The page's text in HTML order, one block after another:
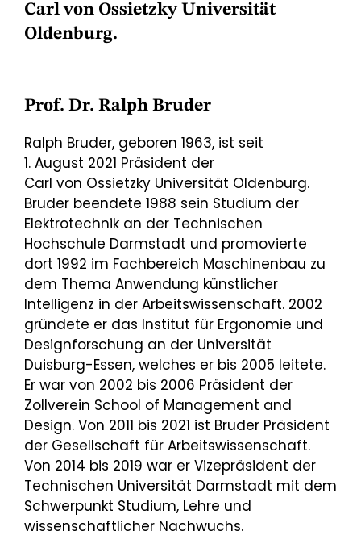
Carl von Ossietzky Universität
Oldenburg.
Prof. Dr. Ralph Bruder
Ralph Bruder, geboren 1963, ist seit
1. August 2021 Präsident der
Carl von Ossietzky Universität Oldenburg.
Bruder beendete 1988 sein Studium der
Elektrotechnik an der Technischen
Hochschule Darmstadt und promovierte
dort 1992 im Fachbereich Maschinenbau zu
dem Thema Anwendung künstlicher
Intelligenz in der Arbeitswissenschaft. 2002
gründete er das Institut für Ergonomie und
Designforschung an der Universität
Duisburg-Essen, welches er bis 2005 leitete.
Er war von 2002 bis 2006 Präsident der
Zollverein School of Management and
Design. Von 2011 bis 2021 ist Bruder Präsident
der Gesellschaft für Arbeitswissenschaft.
Von 2014 bis 2019 war er Vizepräsident der
Technischen Universität Darmstadt mit dem
Schwerpunkt Studium, Lehre und
wissenschaftlicher Nachwuchs.